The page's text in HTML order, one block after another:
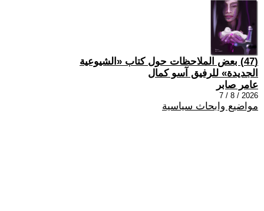
(47) بعض الملاحظات حول كتاب «الشيوعية
الجديدة» للرفيق آسو كمال
عامر صابر
2026 / 8 / 7
مواضيع وابحاث سياسية